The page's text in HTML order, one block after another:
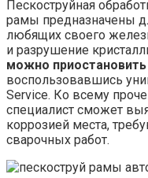
Пескоструйная
рамы предназначены
любящих своего
и разрушение
можно
воспользовавшись
Service. Ко всему
специалист сможет
коррозией места,
сварочных работ.